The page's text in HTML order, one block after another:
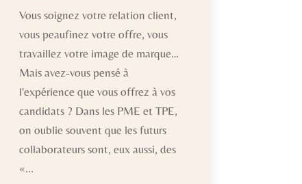
Vous soignez votre relation client,
vous peaufinez votre offre, vous
travaillez votre image de marque…
Mais avez-vous pensé à
l'expérience que vous offrez à vos
candidats ? Dans les PME et TPE,
on oublie souvent que les futurs
collaborateurs sont, eux aussi, des
«...